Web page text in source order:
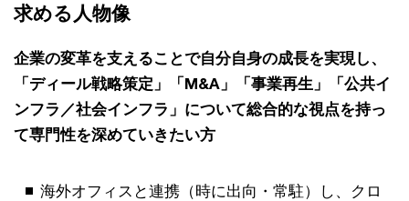
求める人物像
企業の変革を支えることで自分自身の成長を実現し、
「ディール戦略策定」「M&A」「事業再生」「公共イ
ンフラ／社会インフラ」について総合的な視点を持っ
て専門性を深めていきたい方
海外オフィスと連携（時に出向・常駐）し、クロ